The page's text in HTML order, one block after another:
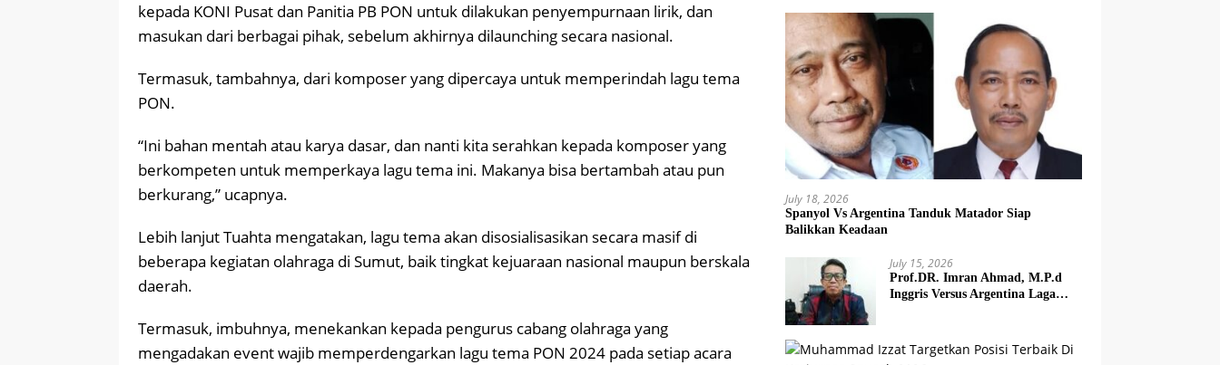
kepada KONI Pusat dan Panitia PB PON untuk dilakukan penyempurnaan lirik, dan
masukan dari berbagai pihak, sebelum akhirnya dilaunching secara nasional.
Termasuk, tambahnya, dari komposer yang dipercaya untuk memperindah lagu tema
PON.
“Ini bahan mentah atau karya dasar, dan nanti kita serahkan kepada komposer yang
berkompeten untuk memperkaya lagu tema ini. Makanya bisa bertambah atau pun
berkurang,” ucapnya.
Lebih lanjut Tuahta mengatakan, lagu tema akan disosialisasikan secara masif di
beberapa kegiatan olahraga di Sumut, baik tingkat kejuaraan nasional maupun berskala
daerah.
Termasuk, imbuhnya, menekankan kepada pengurus cabang olahraga yang
mengadakan event wajib memperdengarkan lagu tema PON 2024 pada setiap acara
July 18, 2026
Spanyol Vs Argentina Tanduk Matador Siap
Balikkan Keadaan
July 15, 2026
Prof.DR. Imran Ahmad, M.P.d
Inggris Versus Argentina Laga